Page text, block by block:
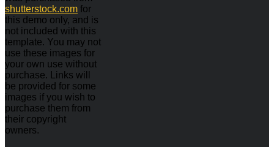
shutterstock.com for
this demo only, and is
not included with this
template. You may not
use these images for
your own use without
purchase. Links will
be provided for some
images if you wish to
purchase them from
their copyright
owners.